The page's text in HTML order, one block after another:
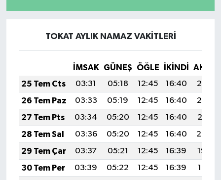
TOKAT AYLIK NAMAZ VAKITLERI
İMSAK GÜNEŞ ÖĞLE İKINDI
25 Tem Cts
03:31 05:18 12:45 16:40
20:03
26 Tem Paz
03:33 05:19 12:45 16:40
20:02
27 Tem Pts
03:34 05:20 12:45 16:40
20:01
28 Tem Sal
03:36 05:20 12:45 16:40
20:00
29 Tem Çar
03:37 05:21 12:45 16:39
19:59
30 Tem Per
03:39 05:22 12:45 16:39
19:58